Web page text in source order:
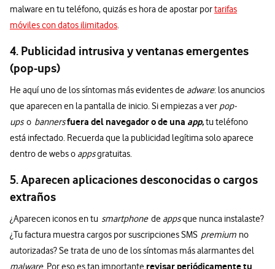
malware en tu teléfono, quizás es hora de apostar portarifas
móviles con datos ilimitados.
4. Publicidad intrusiva y ventanas emergentes
(pop-ups)
He aquí uno de los síntomas más evidentes de adware: los anuncios
que aparecen en la pantalla de inicio. Si empiezas a ver pop-
upso bannersfuera del navegador o de una app,tu teléfono
está infectado. Recuerda que la publicidad legítima solo aparece
dentro de webs o appsgratuitas.
5. Aparecen aplicaciones desconocidas o cargos
extraños
¿Aparecen iconos en tu smartphonede appsque nunca instalaste?
¿Tu factura muestra cargos por suscripciones SMS premium no
autorizadas? Se trata de uno de los síntomas más alarmantes del
malware. Por eso es tan importante revisar periódicamente tu